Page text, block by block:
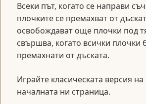
Всеки път, когато се направи
плочките се премахват от
освобождават още плочки под
свършва, когато всички плочки
премахнати от дъската.
Играйте класическата версия на
началната ни страница.